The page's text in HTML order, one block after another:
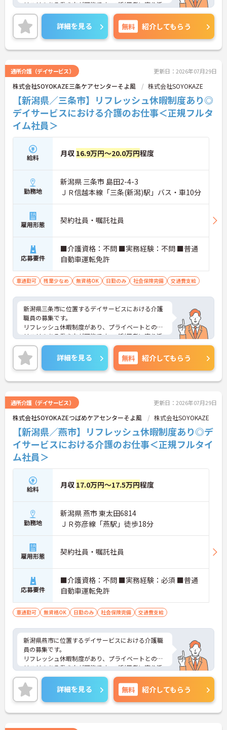
リハリのある働き方が可能です。ご利用者に寄り添
ってサービスの提供を行っていただける方を募集し
ています。
ご興味のある方には、面接対策ポイントなど、さら
に詳細をご案内しますのでお気軽にご相談くださ
い！
詳細を見る 無料 紹介してもらう
通所介護（デイサービス） 更新日：2026年07月29日
株式会社SOYOKAZE三条ケアセンターそよ風 株式会社SOYOKAZE
【新潟県／三条市】リフレッシュ休暇制度あり◎
デイサービスにおける介護のお仕事＜正規フルタ
イム社員＞
給料 月収 16.9万円～20.0万円程度
勤務地
新潟県 三条市 島田2-4-3
ＪＲ信越本線「三条(新潟)駅」バス・車10分
雇用形態 契約社員・嘱託社員
応募要件
■介護資格：不問 ■実務経験：不問 ■普通
自動車運転免許
車通勤可 残業少なめ 無資格OK 日勤のみ 社会保険完備 交通費支給
新潟県三条市に位置するデイサービスにおける介護
職員の募集です。
リフレッシュ休暇制度があり、プライベートとのメ
リハリのある働き方が可能です。ご利用者に寄り添
ってサービスの提供を行っていただける方を募集し
ています。
ご興味のある方には、面接対策ポイントなど、さら
に詳細をご案内しますのでお気軽にご相談くださ
い！
詳細を見る 無料 紹介してもらう
通所介護（デイサービス） 更新日：2026年07月29日
株式会社SOYOKAZEつばめケアセンターそよ風 株式会社SOYOKAZE
【新潟県／燕市】リフレッシュ休暇制度あり◎デ
イサービスにおける介護のお仕事＜正規フルタイ
ム社員＞
給料 月収 17.0万円～17.5万円程度
勤務地
新潟県 燕市 東太田6814
ＪＲ弥彦線「燕駅」徒歩18分
雇用形態 契約社員・嘱託社員
応募要件
■介護資格：不問 ■実務経験：必須 ■普通
自動車運転免許
車通勤可 無資格OK 日勤のみ 社会保険完備 交通費支給
新潟県燕市に位置するデイサービスにおける介護職
員の募集です。
リフレッシュ休暇制度があり、プライベートとのメ
リハリのある働き方が可能です。ご利用者に寄り添
ってサービスの提供を行っていただける方を募集し
ています。
ご興味のある方には、面接対策ポイントなど、さら
に詳細をご案内しますのでお気軽にご相談くださ
い！
詳細を見る 無料 紹介してもらう